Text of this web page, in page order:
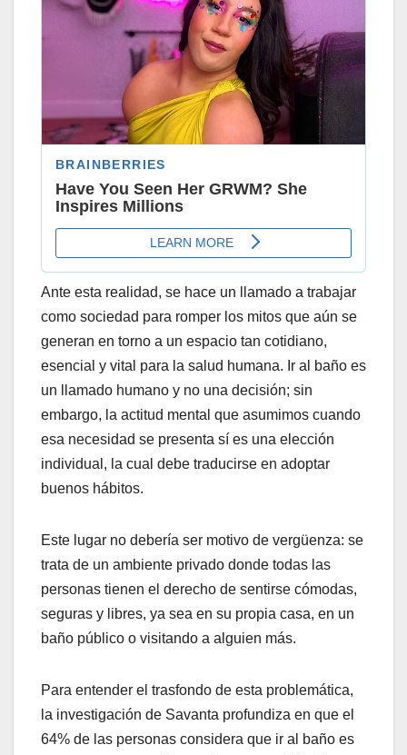
Ante esta realidad, se hace un llamado a trabajar
como sociedad para romper los mitos que aún se
generan en torno a un espacio tan cotidiano,
esencial y vital para la salud humana. Ir al baño es
un llamado humano y no una decisión; sin
embargo, la actitud mental que asumimos cuando
esa necesidad se presenta sí es una elección
individual, la cual debe traducirse en adoptar
buenos hábitos.
Este lugar no debería ser motivo de vergüenza: se
trata de un ambiente privado donde todas las
personas tienen el derecho de sentirse cómodas,
seguras y libres, ya sea en su propia casa, en un
baño público o visitando a alguien más.
Para entender el trasfondo de esta problemática,
la investigación de Savanta profundiza en que el
64% de las personas considera que ir al baño es